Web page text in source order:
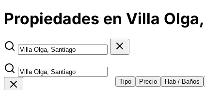
Propiedades en Villa
Tipo Precio Hab / Baños